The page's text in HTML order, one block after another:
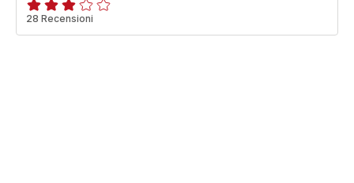
ratings.3.1
28 Recensioni